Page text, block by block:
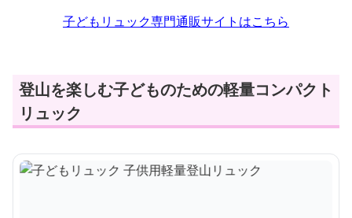
子どもリュック専門通販サイトはこちら
登山を楽しむ子どものための軽量コンパクト
リュック